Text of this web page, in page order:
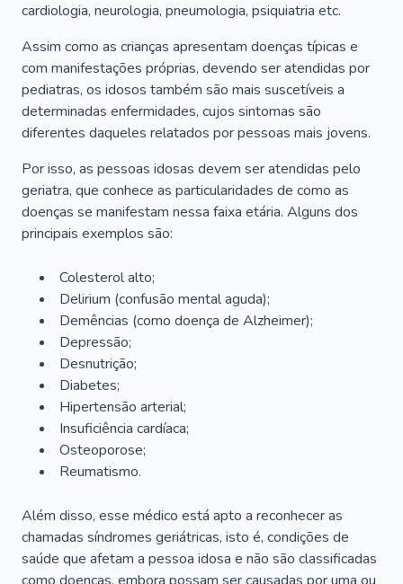
cardiologia, neurologia, pneumologia, psiquiatria etc.
Assim como as crianças apresentam doenças típicas e
com manifestações próprias, devendo ser atendidas por
pediatras, os idosos também são mais suscetíveis a
determinadas enfermidades, cujos sintomas são
diferentes daqueles relatados por pessoas mais jovens.
Por isso, as pessoas idosas devem ser atendidas pelo
geriatra, que conhece as particularidades de como as
doenças se manifestam nessa faixa etária. Alguns dos
principais exemplos são:
Colesterol alto;
Delirium (confusão mental aguda);
Demências (como doença de Alzheimer);
Depressão;
Desnutrição;
Diabetes;
Hipertensão arterial;
Insuficiência cardíaca;
Osteoporose;
Reumatismo.
Além disso, esse médico está apto a reconhecer as
chamadas síndromes geriátricas, isto é, condições de
saúde que afetam a pessoa idosa e não são classificadas